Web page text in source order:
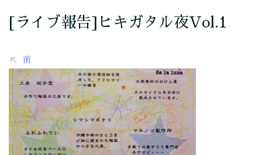
シ
ン
[ライブ報告]ヒキガタル夜Vol.1
前